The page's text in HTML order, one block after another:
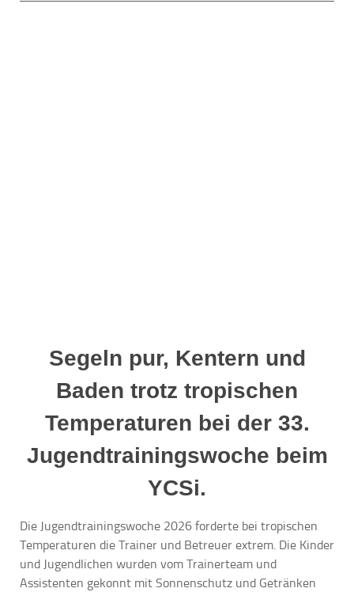
Segeln pur, Kentern und
Baden trotz tropischen
Temperaturen bei der 33.
Jugendtrainingswoche beim
YCSi.
Die Jugendtrainingswoche 2026 forderte bei tropischen
Temperaturen die Trainer und Betreuer extrem. Die Kinder
und Jugendlichen wurden vom Trainerteam und
Assistenten gekonnt mit Sonnenschutz und Getränken